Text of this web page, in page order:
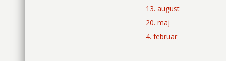
13. august
20. maj
4. februar